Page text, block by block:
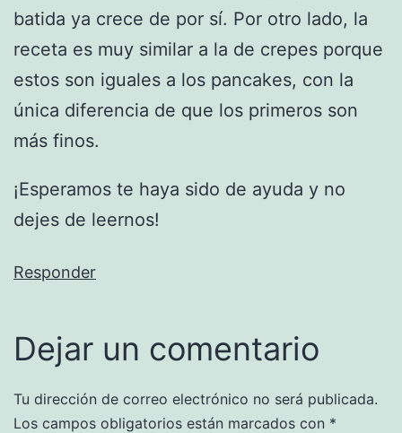
batida ya crece de por sí. Por otro lado, la
receta es muy similar a la de crepes porque
estos son iguales a los pancakes, con la
única diferencia de que los primeros son
más finos.
¡Esperamos te haya sido de ayuda y no
dejes de leernos!
Responder
Dejar un comentario
Tu dirección de correo electrónico no será publicada.
Los campos obligatorios están marcados con *